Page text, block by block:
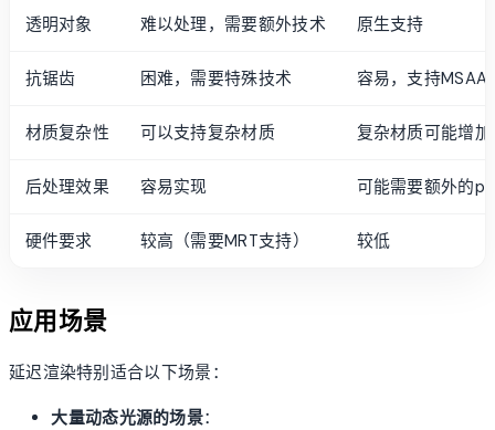
透明对象 难以处理，需要额外技术 原生支持
抗锯齿 困难，需要特殊技术 容易，支持MSAA
材质复杂性 可以支持复杂材质 复杂材质可能增
后处理效果 容易实现 可能需要额外的
硬件要求 较高（需要MRT支持） 较低
应用场景
延迟渲染特别适合以下场景：
大量动态光源的场景：